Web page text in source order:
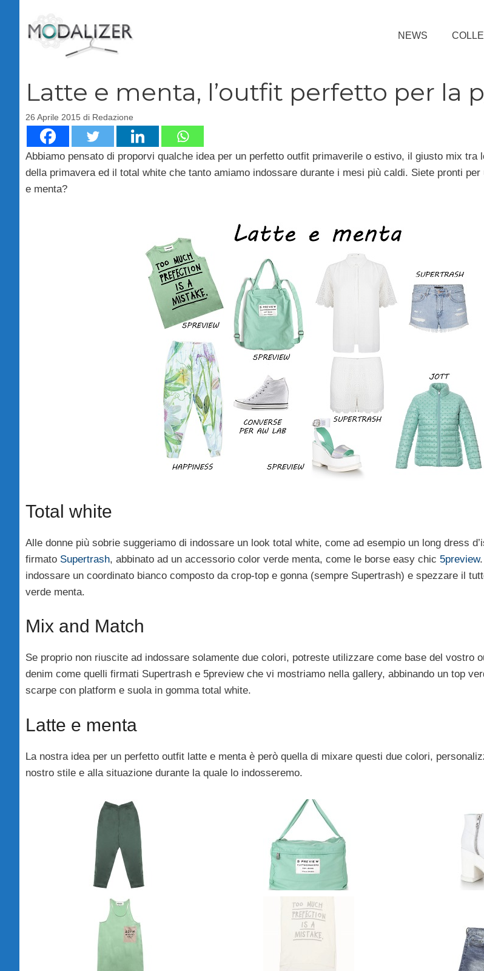
contenuto
NEWS
Latte e menta, l’outfit perfetto per la
26 Aprile 2015 di Redazione
Abbiamo pensato di proporvi qualche idea per un perfetto outfit primaverile o estivo, il giusto mix tra
della primavera ed il total white che tanto amiamo indossare durante i mesi più caldi. Siete pronti
e menta?
Total white
Alle donne più sobrie suggeriamo di indossare un look total white, come ad esempio un long dress
firmato Supertrash, abbinato ad un accessorio color verde menta, come le borse easy chic 5preview
indossare un coordinato bianco composto da crop-top e gonna (sempre Supertrash) e spezzare il
verde menta.
Mix and Match
Se proprio non riuscite ad indossare solamente due colori, potreste utilizzare come base del vostro
denim come quelli firmati Supertrash e 5preview che vi mostriamo nella gallery, abbinando un top
scarpe con platform e suola in gomma total white.
Latte e menta
La nostra idea per un perfetto outfit latte e menta è però quella di mixare questi due colori,
nostro stile e alla situazione durante la quale lo indosseremo.